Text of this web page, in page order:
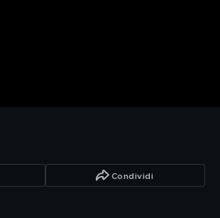
Condividi